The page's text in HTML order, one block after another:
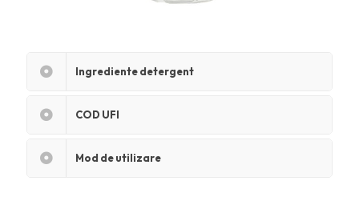
Ingrediente detergent
COD UFI
Mod de utilizare